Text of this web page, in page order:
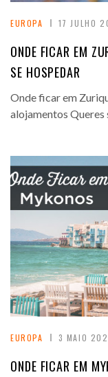
EUROPA 17 JULHO
ONDE FICAR EM
SE HOSPEDAR
Onde ficar em
alojamentos
EUROPA 3 MAIO
ONDE FICAR EM